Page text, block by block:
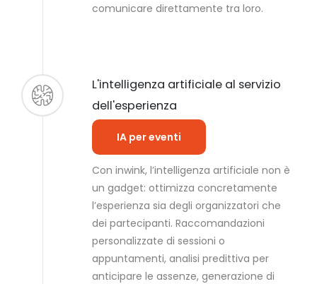
comunicare direttamente tra loro.
L'intelligenza artificiale al servizio
dell'esperienza
IA per eventi
Con inwink, l’intelligenza artificiale non è
un gadget: ottimizza concretamente
l’esperienza sia degli organizzatori che
dei partecipanti. Raccomandazioni
personalizzate di sessioni o
appuntamenti, analisi predittiva per
anticipare le assenze, generazione di